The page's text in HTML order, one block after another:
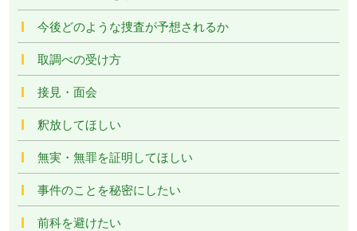
今後どのような捜査が予想されるか
取調べの受け方
接見・面会
釈放してほしい
無実・無罪を証明してほしい
事件のことを秘密にしたい
前科を避けたい